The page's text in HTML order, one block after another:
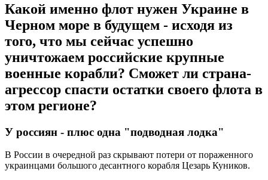
Какой именно флот нужен Украине в
Черном море в будущем - исходя из
того, что мы сейчас успешно
уничтожаем российские крупные
военные корабли? Сможет ли страна-
агрессор спасти остатки своего флота в
этом регионе?
У россиян - плюс одна "подводная лодка"
В России в очередной раз скрывают потери от пораженного
украинцами большого десантного корабля Цезарь Куников.